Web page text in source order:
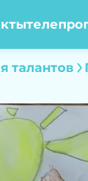
талантов